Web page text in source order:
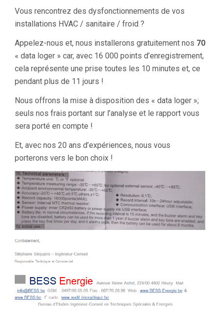
Vous rencontrez des dysfonctionnements de vos
installations HVAC / sanitaire / froid ?
Appelez-nous et, nous installerons gratuitement nos 70
« data loger » car, avec 16 000 points d’enregistrement,
cela représente une prise toutes les 10 minutes et, ce
pendant plus de 11 jours !
Nous offrons la mise à disposition des « data loger »;
seuls nos frais portant sur l’analyse et le rapport vous
sera porté en compte !
Et, avec nos 20 ans d’expériences, nous vous
porterons vers le bon choix !